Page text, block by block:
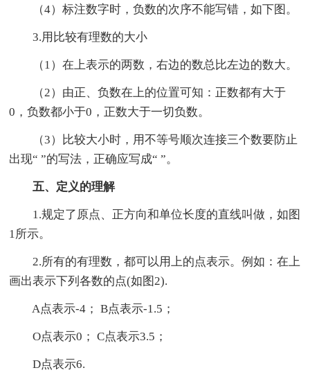
（4）标注数字时，负数的次序不能写错，如下图。
3.用比较有理数的大小
（1）在上表示的两数，右边的数总比左边的数大。
（2）由正、负数在上的位置可知：正数都有大于
0，负数都小于0，正数大于一切负数。
（3）比较大小时，用不等号顺次连接三个数要防止
出现“ ”的写法，正确应写成“ ”。
五、定义的理解
1.规定了原点、正方向和单位长度的直线叫做，如图
1所示。
2.所有的有理数，都可以用上的点表示。例如：在上
画出表示下列各数的点(如图2).
A点表示-4； B点表示-1.5；
O点表示0； C点表示3.5；
D点表示6.